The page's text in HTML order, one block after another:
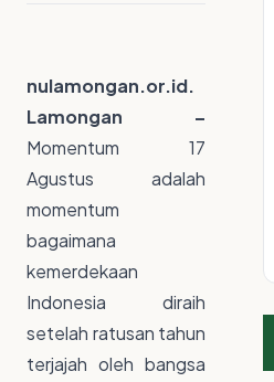
nulamongan.or.id.
Lamongan –
Momentum 17
Agustus adalah
momentum
bagaimana
kemerdekaan
Indonesia diraih
setelah ratusan tahun
terjajah oleh bangsa